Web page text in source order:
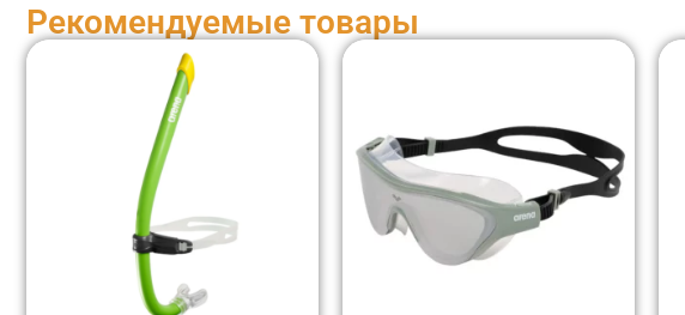
Рекомендуемые товары